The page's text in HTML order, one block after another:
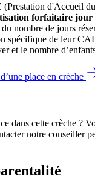
(Prestation d'Accueil
forfaitaire jour
nombre de jours
spécifique de leur
et le nombre
place en crèche
dans cette crèche ?
notre conseiller